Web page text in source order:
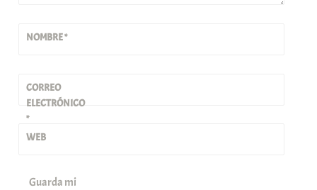
NOMBRE*
CORREO
ELECTRÓNICO
*
WEB
Guarda mi